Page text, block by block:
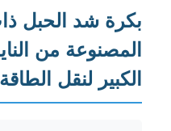
بكرة شد الحبل ذات
المصنوعة من
الكبير لنقل الطاقة